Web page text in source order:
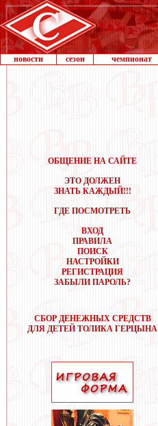
новости сезон чемпионат
ОБЩЕНИЕ НА САЙТЕ
ЭТО ДОЛЖЕН
ЗНАТЬ КАЖДЫЙ!!!
ГДЕ ПОСМОТРЕТЬ
ВХОД
ПРАВИЛА
ПОИСК
НАСТРОЙКИ
РЕГИСТРАЦИЯ
ЗАБЫЛИ ПАРОЛЬ?
СБОР ДЕНЕЖНЫХ СРЕДСТВ
ДЛЯ ДЕТЕЙ ТОЛИКА ГЕРЦЫНА